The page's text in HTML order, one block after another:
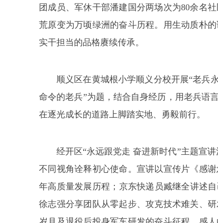
团成员、军休干部潘建国分两场次为80余名
荒原变为万顷绿洲的奋斗历程。用生动质朴
实干担当的品格赓续传承。
顺义区在黄城根小学顺义分校开展“老
命令的老兵”为题，结合自身经历，用老兵语
在逐光成长的道路上脚踏实地、勇毅前行。
经开区“永远跟党走 奋进新时代”主题宣
不同视角诠释初心使命。宣讲以宣传片《感
年高质量发展历程；京东快递员臧继全讲述
徐志强分享团队从零起步、攻克技术难关、